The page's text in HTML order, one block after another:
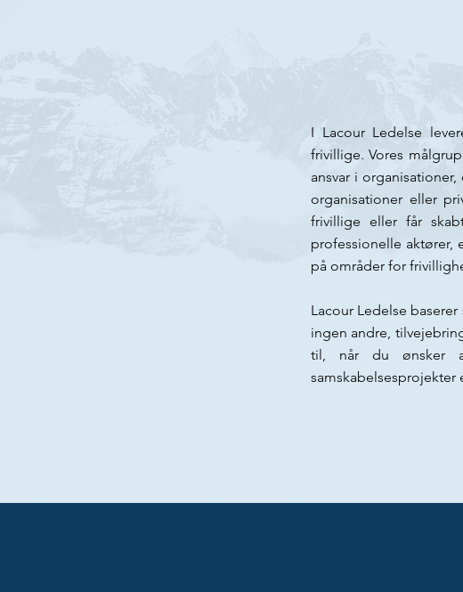
I Lacour Ledelse
frivillige. Vores
ansvar i
organisationer eller
frivillige eller får
professionelle aktører,
på områder for
Lacour Ledelse
ingen andre,
til, når du ønsker